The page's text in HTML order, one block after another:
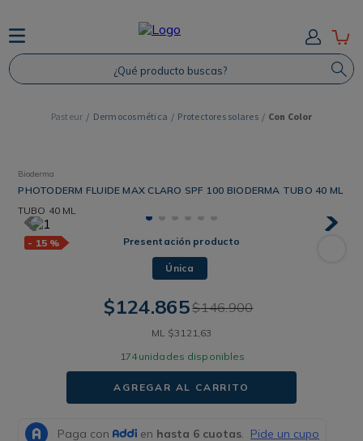
¿Qué producto buscas?
Dermocosmética Protectores solares Con Color
Bioderma
PHOTODERM FLUIDE MAX CLARO SPF 100 BIODERMA TUBO 40 ML
TUBO 40 ML
- 15 % Presentación producto
Única
$124.865$146.900
ML $3121,63
174 unidades disponibles
AGREGAR AL CARRITO
TÉRMINOS MÁS BUSCADOS
Proteina